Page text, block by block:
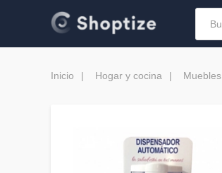
Inicio Hogar y cocina Muebles